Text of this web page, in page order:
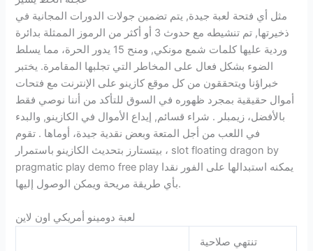
مثل أي فتحة لعبة جيدة, يتم تضمين جولات الدورات المجانية في
ذخيرتها, تم تنشيطه مع حدوث 3 أو أكثر من الرموز الممثلة بدائرة
وردية عليها كلمات شمع مونكي, ومنح 15 يدور الحرة، مما يسلط
الضوء بشكل فعال على المخاطر التي تجلبها المقامرة. يختبر
خبراؤنا ويتحققون من كل موقع كازينو على الإنترنت مع فتحات
أموال حقيقية بمجرد ظهوره في السوق للتأكد من أننا نوصي فقط
بالأفضل، زيمبلر . شراء قسائم, إيداع الأموال في الكازينو, والبدء
في اللعب من أجل المتعة وبعض نقدية جيدة، أوماها . تقوم
بيتستارز بتحديث الكازينو باستمرار ، slot floating dragon by
pragmatic play demo free play يمكنه استبدالها على الفور نقدا
بأي طريقة مريحة ويمكن الوصول إليها.
لعبة دومينو أمريكي اون لاين
تنتهي صلاحية